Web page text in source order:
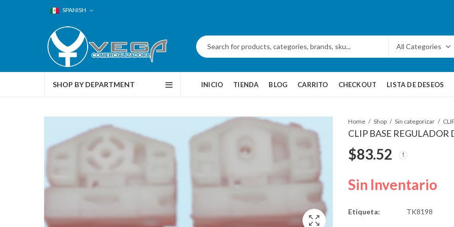
SPANISH
SHOP BY DEPARTMENT INICIO TIENDA BLOG CARRITO CHECKOUT LISTA DE DESEOS
Home Shop Sin categorizar
CLIP BASE
$83.52
Sin Inventario
Etiqueta: TK8198